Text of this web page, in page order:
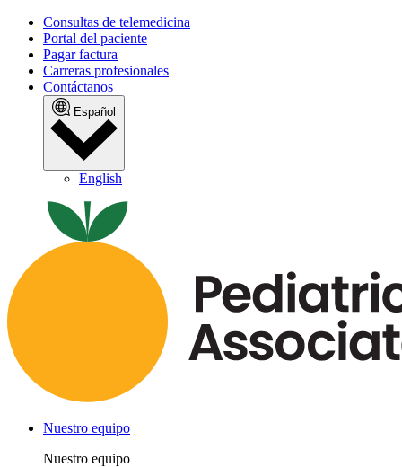
Consultas de telemedicina
Portal del paciente
Pagar factura
Carreras profesionales
Contáctanos
Español
English
Nuestro equipo
Nuestro equipo